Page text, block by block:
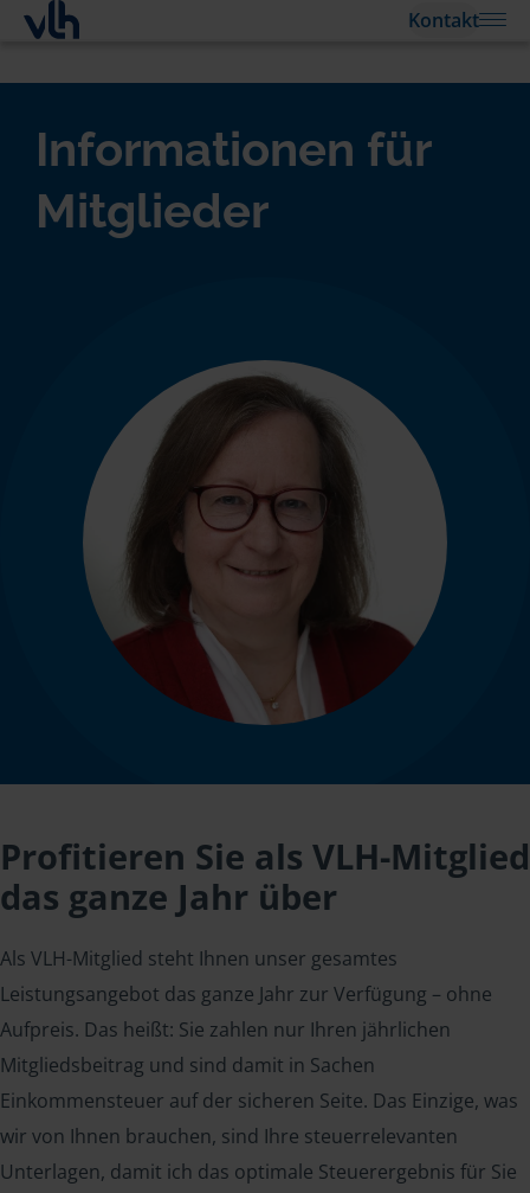
Kontakt
Informationen für
Mitglieder
Profitieren Sie als VLH-Mitglied
das ganze Jahr über
Als VLH-Mitglied steht Ihnen unser gesamtes
Leistungsangebot das ganze Jahr zur Verfügung – ohne
Aufpreis. Das heißt: Sie zahlen nur Ihren jährlichen
Mitgliedsbeitrag und sind damit in Sachen
Einkommensteuer auf der sicheren Seite. Das Einzige, was
wir von Ihnen brauchen, sind Ihre steuerrelevanten
Unterlagen, damit ich das optimale Steuerergebnis für Sie